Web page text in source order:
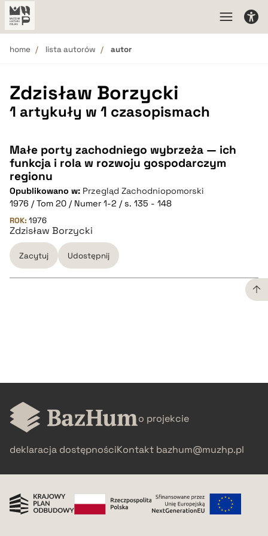
home lista autorów autor
Zdzisław Borzycki
1 artykuły w 1 czasopismach
Małe porty zachodniego wybrzeża — ich
funkcja i rola w rozwoju gospodarczym
regionu
Opublikowano w: Przegląd Zachodniopomorski
1976 / Tom 20 / Numer 1-2 / s. 135 - 148
ROK: 1976
Zdzisław Borzycki
Zacytuj Udostępnij
pobierz cytat o projekcie
deklaracja dostępnościKontakt bazhum@muzhp.pl